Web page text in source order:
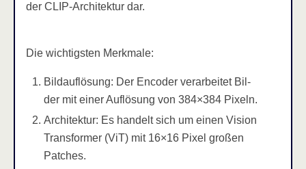
der CLIP-Archi­tek­tur dar.
Die wich­tigs­ten Merkmale:
Bild­auf­lö­sung: Der Enco­der ver­ar­bei­tet Bil­
der mit einer Auf­lö­sung von 384×384 Pixeln.
Archi­tek­tur: Es han­delt sich um einen Visi­on
Trans­for­mer (ViT) mit 16×16 Pixel gro­ßen
Patches.